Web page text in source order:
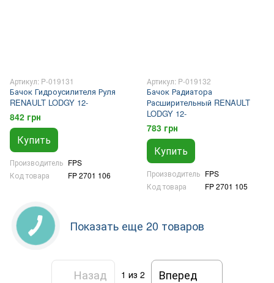
Артикул: P-019131
Бачок Гидроусилителя Руля
RENAULT LODGY 12-
842 грн
Купить
Производитель FPS
Код товара
FP 2701 106
Артикул: P-019132
Бачок Радиатора
Расширительный RENAULT
LODGY 12-
783 грн
Купить
Производитель FPS
Код товара
FP 2701 105
Показать еще 20 товаров
Назад 1 из 2 Вперед